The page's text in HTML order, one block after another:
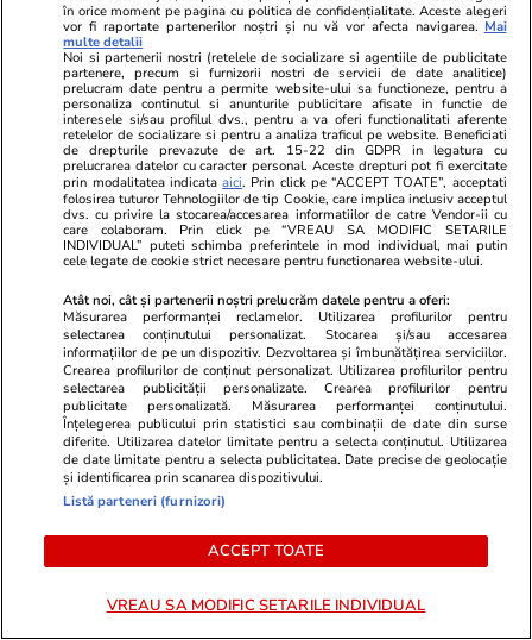
Scopul este
nu le mai
Lifestyle 04 aug.
Cum se scrie corect: bineînțeles
sau bine înțeles
Bani și Afaceri 03 aug.
Cine poate retrage banii din
contul unei persoane decedate
în orice moment pe pagina cu politica de confidențialitate. Aceste alegeri
vor fi raportate partenerilor noștri și nu vă vor afecta navigarea. Mai
multe detalii
Noi si partenerii nostri (retelele de socializare si agentiile de publicitate
partenere, precum si furnizorii nostri de servicii de date analitice)
prelucram date pentru a permite website-ului sa functioneze, pentru a
personaliza continutul si anunturile publicitare afisate in functie de
interesele si/sau profilul dvs., pentru a va oferi functionalitati aferente
retelelor de socializare si pentru a analiza traficul pe website. Beneficiati
de drepturile prevazute de art. 15-22 din GDPR in legatura cu
prelucrarea datelor cu caracter personal. Aceste drepturi pot fi exercitate
prin modalitatea indicataaici. Prin click pe “ACCEPT TOATE”, acceptati
folosirea tuturor Tehnologiilor de tip Cookie, care implica inclusiv acceptul
dvs. cu privire la stocarea/accesarea informatiilor de catre Vendor-ii cu
care colaboram. Prin click pe “VREAU SA MODIFIC SETARILE
INDIVIDUAL” puteti schimba preferintele in mod individual, mai putin
cele legate de cookie strict necesare pentru functionarea website-ului.
Atât noi, cât și partenerii noștri prelucrăm datele pentru a oferi:
Măsurarea performanței reclamelor. Utilizarea profilurilor pentru
selectarea conținutului personalizat. Stocarea și/sau accesarea
informațiilor de pe un dispozitiv. Dezvoltarea și îmbunătățirea serviciilor.
Crearea profilurilor de conținut personalizat. Utilizarea profilurilor pentru
selectarea publicității personalizate. Crearea profilurilor pentru
publicitate personalizată. Măsurarea performanței conținutului.
Înțelegerea publicului prin statistici sau combinații de date din surse
diferite. Utilizarea datelor limitate pentru a selecta conținutul. Utilizarea
de date limitate pentru a selecta publicitatea. Date precise de geolocație
și identificarea prin scanarea dispozitivului.
Listă parteneri (furnizori)
ACCEPT TOATE
VREAU SA MODIFIC SETARILE INDIVIDUAL